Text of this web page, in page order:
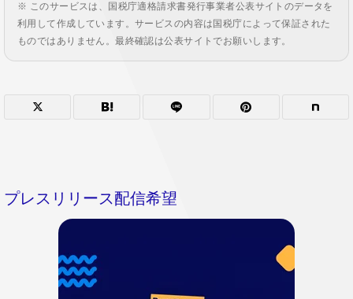
※ このサービスは、国税庁適格請求書発行事業者公表サイトのデータを
利用して作成しています。サービスの内容は国税庁によって保証された
ものではありません。最終確認は公表サイトでお願いします。
プレスリリース配信希望